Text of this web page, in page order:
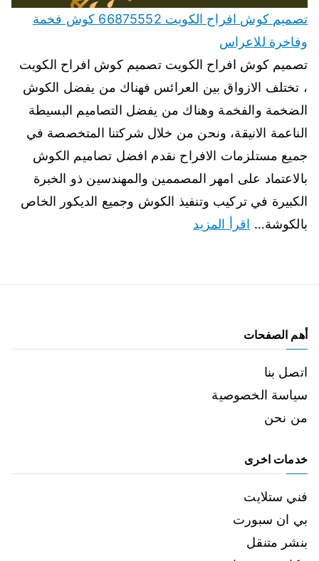
تصميم كوش افراح الكويت 66875552 كوش فخمة
وفاخرة للاعراس
تصميم كوش افراح الكويت تصميم كوش افراح الكويت
، تختلف الازواق بين العرائس فهناك من يفضل الكوش
الضخمة والفخمة وهناك من يفضل التصاميم البسيطة
الناعمة الانيقة، ونحن من خلال شركتنا المتخصصة في
جميع مستلزمات الافراح نقدم افضل تصاميم الكوش
بالاعتماد على امهر المصممين والمهندسين ذو الخبرة
الكبيرة في تركيب وتنفيذ الكوش وجميع الديكور الخاص
بالكوشة… اقرأ المزيد
أهم الصفحات
اتصل بنا
سياسة الخصوصية
من نحن
خدمات اخرى
فني ستلايت
بي ان سبورت
بنشر متنقل